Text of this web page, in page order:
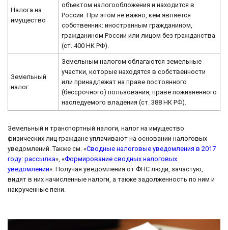
Налога на
имущество
объектом налогообложения и находится в
России. При этом не важно, кем является
собственник: иностранным гражданином,
гражданином России или лицом без гражданства
(ст. 400 НК РФ).
Земельный
налог
Земельным налогом облагаются земельные
участки, которые находятся в собственности
или принадлежат на праве постоянного
(бессрочного) пользования, праве пожизненного
наследуемого владения (ст. 388 НК РФ).
Земельный и транспортный налоги, налог на имущество
физических лиц граждане уплачивают на основании налоговых
уведомлений. Также см. «Сводные налоговые уведомления в 2017
году: рассылка», «Формирование сводных налоговых
уведомлений». Получая уведомления от ФНС люди, зачастую,
видят в них начисленные налоги, а также задолженность по ним и
накрученные пени.